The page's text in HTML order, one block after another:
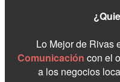
Lo Mejor de Rivas
Comunicación con el
a los negocios